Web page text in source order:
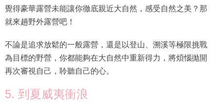
覺得豪華露營未能讓你徹底親近大自然，感受自然之美？那
就來趟野外露營吧！
不論是追求放鬆的一般露營，還是以登山、溯溪等極限挑戰
為目標的野營，你都能夠在大自然中重新得力，將煩惱拋開
再次審視自己，聆聽自己的心。
5. 到夏威夷衝浪